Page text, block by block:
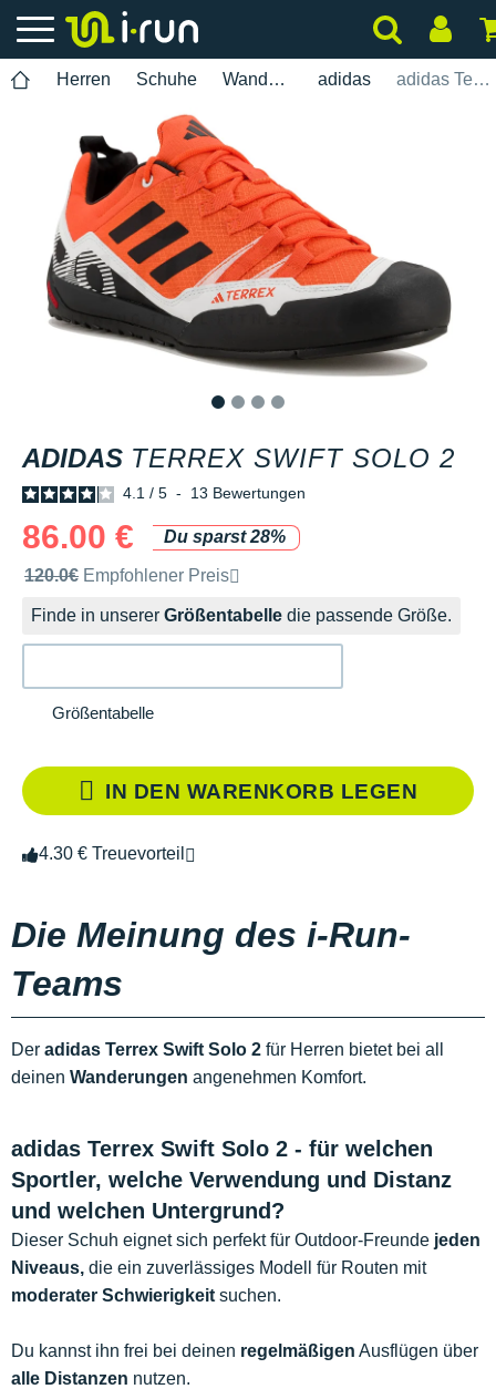
Herren Schuhe Wanderung adidas adidas Terrex Swift Solo 2
ADIDAS TERREX SWIFT SOLO 2
4.1 / 5 - 13 Bewertungen
86.00 €
Du sparst 28%
Unverbindliche Preisempfehlung der Marke
120.0€ Empfohlener Preis
Finde in unserer Größentabelle die passende Größe.
Größentabelle
IN DEN WARENKORB LEGEN
4.30 € Treuevorteil
Die Meinung des i-Run-
Teams
Der adidas Terrex Swift Solo 2 für Herren bietet bei all
deinen Wanderungen angenehmen Komfort.
adidas Terrex Swift Solo 2 - für welchen
Sportler, welche Verwendung und Distanz
und welchen Untergrund?
Dieser Schuh eignet sich perfekt für Outdoor-Freunde jeden
Niveaus, die ein zuverlässiges Modell für Routen mit
moderater Schwierigkeit suchen.
Du kannst ihn frei bei deinen regelmäßigen Ausflügen über
alle Distanzen nutzen.